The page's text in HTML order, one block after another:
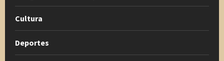
Cultura
Deportes